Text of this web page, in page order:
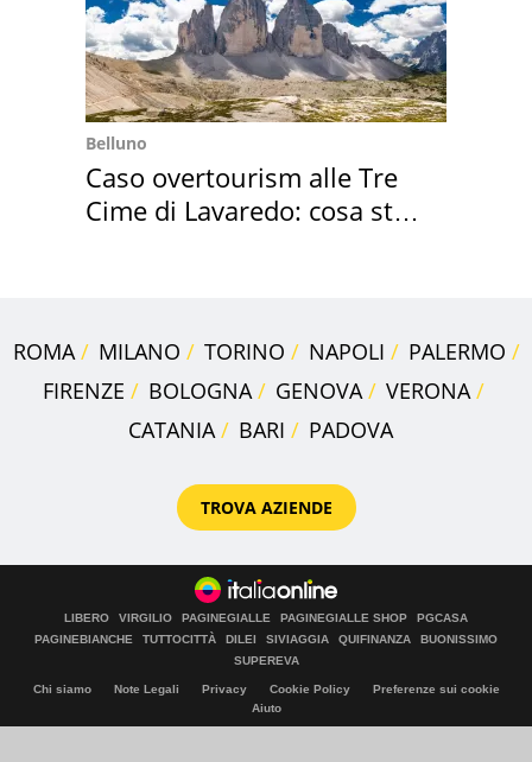
Belluno
Caso overtourism alle Tre
Cime di Lavaredo: cosa sta
ROMA MILANO TORINO NAPOLI
PALERMO
FIRENZE
BOLOGNA GENOVA
VERONA
CATANIA
BARI PADOVA
TROVA AZIENDE
LIBERO VIRGILIO PAGINEGIALLE PAGINEGIALLE SHOP
PGCASA
PAGINEBIANCHE
TUTTOCITTÀ DILEI SIVIAGGIA QUIFINANZA
BUONISSIMO
SUPEREVA
Chi siamo Note Legali Privacy Cookie Policy
Preferenze sui cookie
Aiuto